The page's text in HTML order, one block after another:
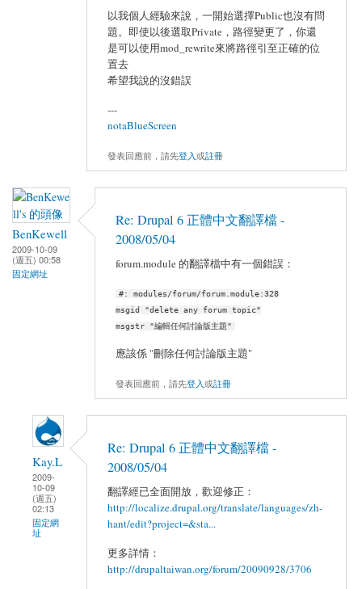
以我個人經驗來說，一開始選擇Public也沒有問
題。即使以後選取Private，路徑變更了，你還
是可以使用mod_rewrite來將路徑引至正確的位
置去
希望我說的沒錯誤
---
notaBlueScreen
發表回應前，請先登入或註冊
BenKewell
2009-10-09
(週五) 00:58
固定網址
Re: Drupal 6 正體中文翻譯檔 -
2008/05/04
forum.module 的翻譯檔中有一個錯誤：
#: modules/forum/forum.module:328
msgid "delete any forum topic"
msgstr "編輯任何討論版主題"
應該係 "刪除任何討論版主題"
發表回應前，請先登入或註冊
Kay.L
2009-
10-09
(週五)
02:13
固定網
址
Re: Drupal 6 正體中文翻譯檔 -
2008/05/04
翻譯經已全面開放，歡迎修正：
http://localize.drupal.org/translate/languages/zh-
hant/edit?project=&sta...
更多詳情：
http://drupaltaiwan.org/forum/20090928/3706